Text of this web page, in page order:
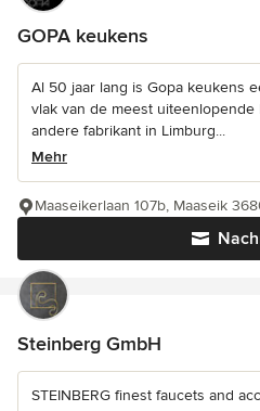
GOPA keukens
Al 50 jaar lang is Gopa keukens
vlak van de meest
andere fabrikant in Limburg...
Mehr
Maaseikerlaan 107b, Maaseik
Steinberg GmbH
STEINBERG finest faucets and